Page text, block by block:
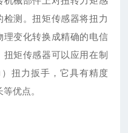
检测。扭矩传感器将扭力
理变化转换成精确的电信
扭矩传感器可以应用在制
扭力扳手，它具有精度
优点。